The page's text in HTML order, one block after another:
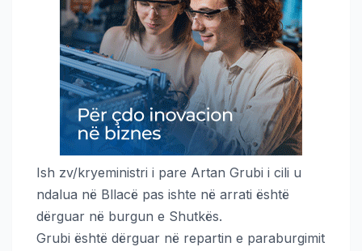
Ish zv/kryeministri i pare Artan Grubi i cili u
ndalua në Bllacë pas ishte në arrati është
dërguar në burgun e Shutkës.
Grubi është dërguar në repartin e paraburgimit